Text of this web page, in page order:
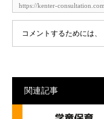
コメントするためには、
関連記事